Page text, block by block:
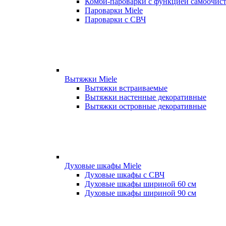
Пароварки Miele
Пароварки с СВЧ
Вытяжки Miele
Вытяжки встраиваемые
Вытяжки настенные декоративные
Вытяжки островные декоративные
Духовые шкафы Miele
Духовые шкафы с СВЧ
Духовые шкафы шириной 60 см
Духовые шкафы шириной 90 см